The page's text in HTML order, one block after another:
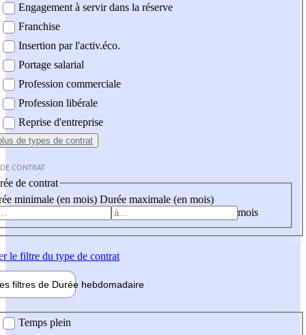
Engagement à servir dans la réserve
Franchise
Insertion par l'activ.éco.
Portage salarial
Profession commerciale
Profession libérale
Reprise d'entreprise
de types de contrat
CONTRAT
de contrat
minimale (en mois) Durée maximale (en mois)
mois
le filtre du type de contrat
filtres de Durée hebdomadaire
Temps plein